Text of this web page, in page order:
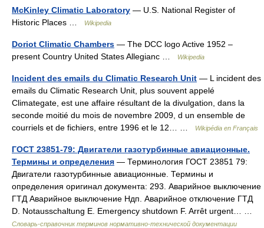
McKinley Climatic Laboratory — U.S. National Register of
Historic Places …
Wikipedia
Doriot Climatic Chambers — The DCC logo Active 1952 –
present Country United States Allegianc …
Wikipedia
Incident des emails du Climatic Research Unit — L incident des
emails du Climatic Research Unit, plus souvent appelé
Climategate, est une affaire résultant de la divulgation, dans la
seconde moitié du mois de novembre 2009, d un ensemble de
courriels et de fichiers, entre 1996 et le 12… …
Wikipédia en Français
ГОСТ 23851-79: Двигатели газотурбинные авиационные.
Термины и определения — Терминология ГОСТ 23851 79:
Двигатели газотурбинные авиационные. Термины и
определения оригинал документа: 293. Аварийное выключение
ГТД Аварийное выключение Ндп. Аварийное отключение ГТД
D. Notausschaltung Е. Emergency shutdown F. Arrêt urgent… …
Словарь-справочник терминов нормативно-технической документации